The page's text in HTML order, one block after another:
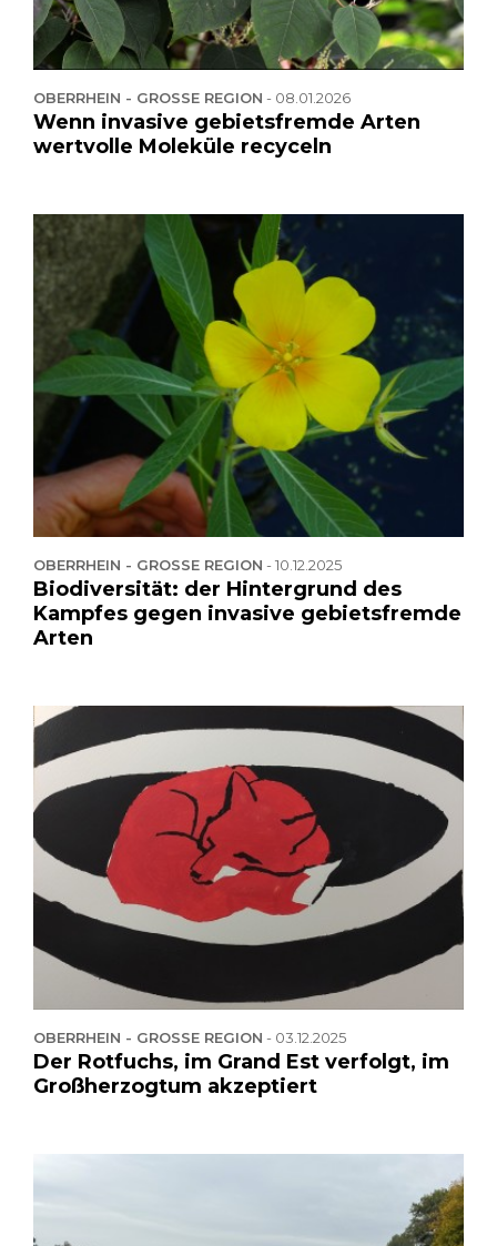
OBERRHEIN - GROSSE REGION - 08.01.2026
Wenn invasive gebietsfremde Arten
wertvolle Moleküle recyceln
OBERRHEIN - GROSSE REGION -10.12.2025
Biodiversität: der Hintergrund des
Kampfes gegen invasive gebietsfremde
Arten
OBERRHEIN - GROSSE REGION - 03.12.2025
Der Rotfuchs, im Grand Est verfolgt, im
Großherzogtum akzeptiert